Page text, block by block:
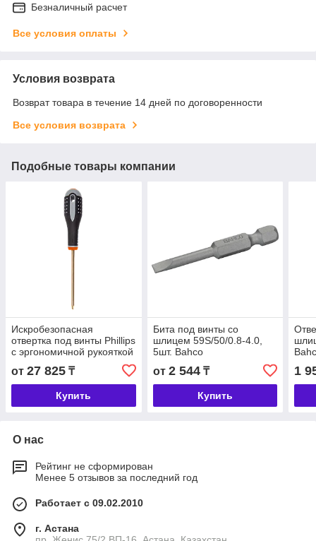
Безналичный расчет
Все условия оплаты
Условия возврата
Возврат товара в течение 14 дней по договоренности
Все условия возврата
Подобные товары компании
Искробезопасная
отвертка под винты Phillips
с эргономичной рукояткой
NSB302-1-100/.../4-300
Bahco
от 27 825 ₸
Купить
Бита под винты со
шлицем 59S/50/0.8-4.0,
5шт. Bahco
от 2 544₸
Купить
1
О нас
Рейтинг не сформирован
Менее 5 отзывов за последний год
Работает с 09.02.2010
г. Астана